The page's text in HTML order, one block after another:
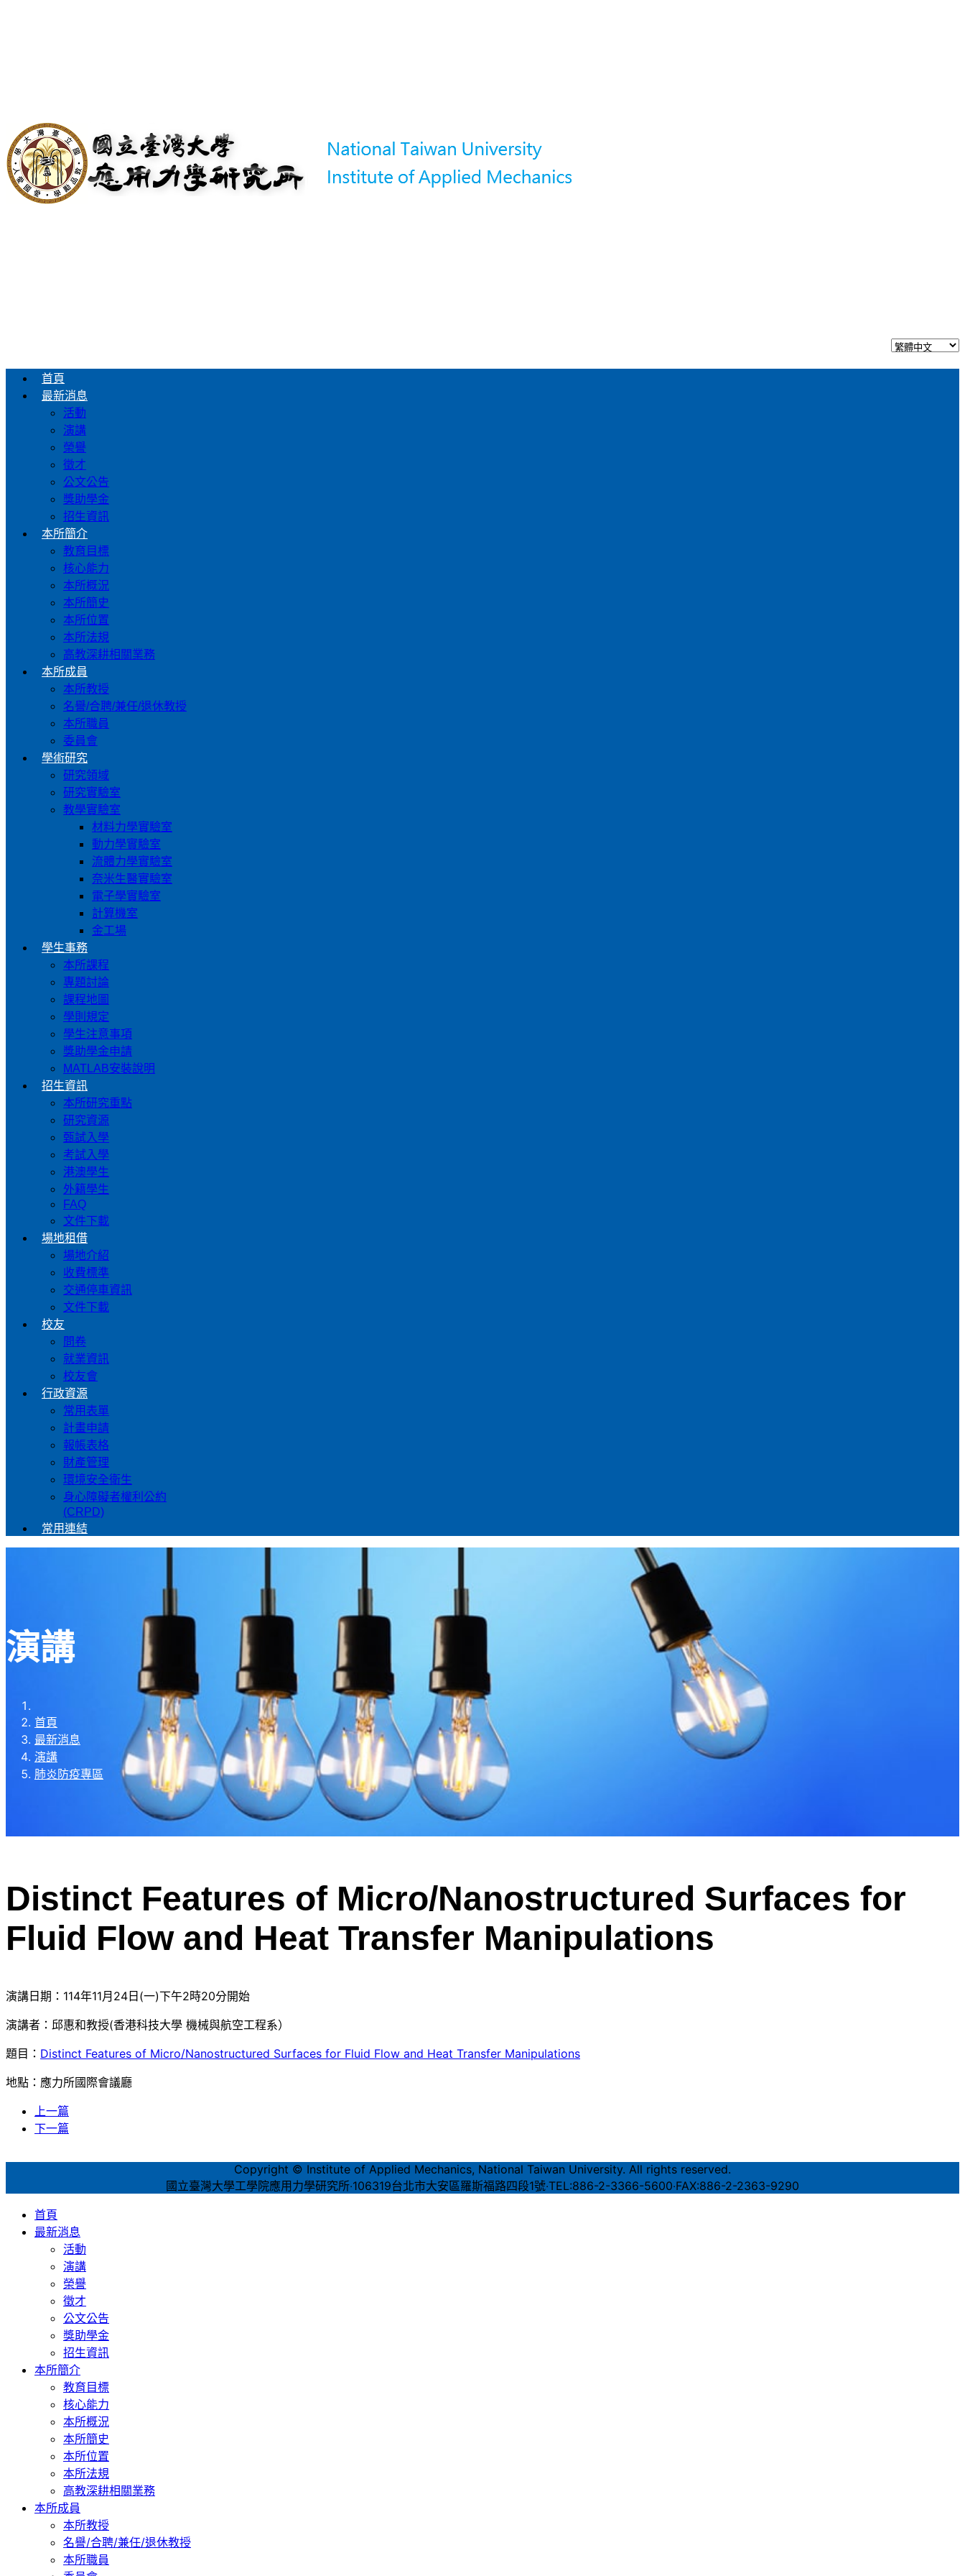
首頁
最新消息
活動
演講
榮譽
徵才
公文公告
獎助學金
招生資訊
本所簡介
教育目標
核心能力
本所概況
本所簡史
本所位置
本所法規
高教深耕相關業務
本所成員
本所教授
名譽/合聘/兼任/退休教授
本所職員
委員會
學術研究
研究領域
研究實驗室
教學實驗室
材料力學實驗室
動力學實驗室
流體力學實驗室
奈米生醫實驗室
電子學實驗室
計算機室
金工場
學生事務
本所課程
專題討論
課程地圖
學則規定
學生注意事項
獎助學金申請
MATLAB安裝說明
招生資訊
本所研究重點
研究資源
甄試入學
考試入學
港澳學生
外籍學生
FAQ
文件下載
場地租借
場地介紹
收費標準
交通停車資訊
文件下載
校友
問卷
就業資訊
校友會
行政資源
常用表單
計畫申請
報帳表格
財產管理
環境安全衛生
身心障礙者權利公約
(CRPD)
常用連結
演講
首頁
最新消息
演講
肺炎防疫專區
Distinct Features of Micro/Nanostructured Surfaces for
Fluid Flow and Heat Transfer Manipulations
演講日期：114年11月24日(一)下午2時20分開始
演講者：邱惠和教授(香港科技大學 機械與航空工程系）
題目： Distinct Features of Micro/Nanostructured Surfaces for Fluid Flow and Heat Transfer Manipulations
地點：應力所國際會議廳
上一篇
下一篇
Copyright © Institute of Applied Mechanics, National Taiwan University. All rights reserved.
國立臺灣大學工學院應用力學研究所‧106319台北市大安區羅斯福路四段1號‧TEL:886-2-3366-5600‧FAX:886-2-2363-9290
首頁
最新消息
活動
演講
榮譽
徵才
公文公告
獎助學金
招生資訊
本所簡介
教育目標
核心能力
本所概況
本所簡史
本所位置
本所法規
高教深耕相關業務
本所成員
本所教授
名譽/合聘/兼任/退休教授
本所職員